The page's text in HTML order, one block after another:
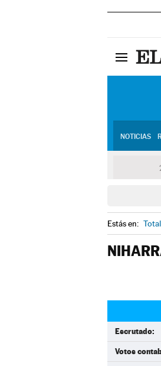
NOTICIAS
Estás en:
Escrutado:
Votos